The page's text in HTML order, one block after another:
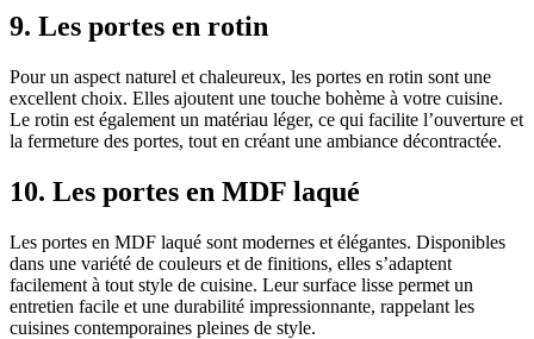
9. Les portes en rotin
Pour un aspect naturel et chaleureux, les portes en rotin sont une
excellent choix. Elles ajoutent une touche bohème à votre cuisine.
Le rotin est également un matériau léger, ce qui facilite l’ouverture et
la fermeture des portes, tout en créant une ambiance décontractée.
10. Les portes en MDF laqué
Les portes en MDF laqué sont modernes et élégantes. Disponibles
dans une variété de couleurs et de finitions, elles s’adaptent
facilement à tout style de cuisine. Leur surface lisse permet un
entretien facile et une durabilité impressionnante, rappelant les
cuisines contemporaines pleines de style.